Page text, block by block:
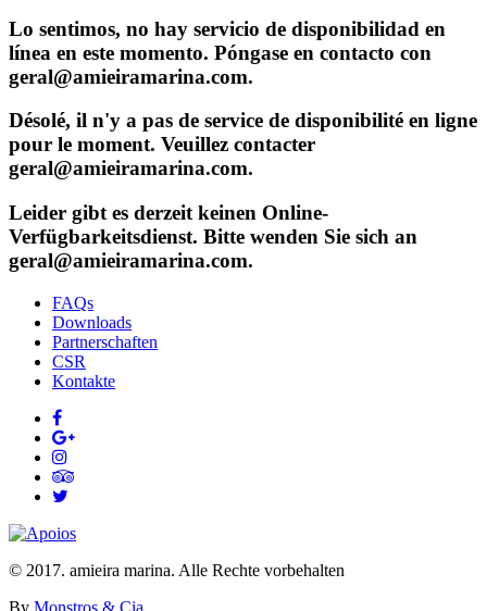
Lo sentimos, no hay servicio de disponibilidad en
línea en este momento. Póngase en contacto con
geral@amieiramarina.com.
Désolé, il n'y a pas de service de disponibilité en ligne
pour le moment. Veuillez contacter
geral@amieiramarina.com.
Leider gibt es derzeit keinen Online-
Verfügbarkeitsdienst. Bitte wenden Sie sich an
geral@amieiramarina.com.
FAQs
Downloads
Partnerschaften
CSR
Kontakte
© 2017. amieira marina. Alle Rechte vorbehalten
By Monstros & Cia